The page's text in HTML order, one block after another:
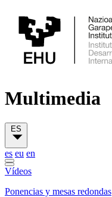
Multimedia
ES
es eu en
Vídeos
Ponencias y mesas redondas